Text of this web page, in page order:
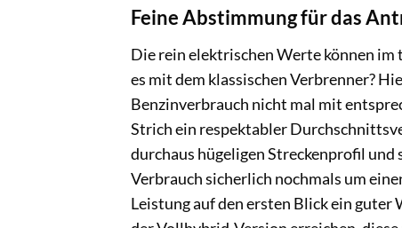
Feine Abstimmung für das
Die rein elektrischen Werte können im
es mit dem klassischen Verbrenner?
Benzinverbrauch nicht mal mit
Strich ein respektabler
durchaus hügeligen Streckenprofil und
Verbrauch sicherlich nochmals um
Leistung auf den ersten Blick ein